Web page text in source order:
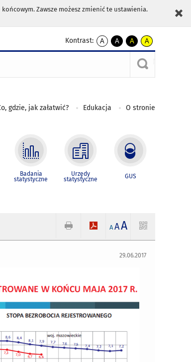
Zawsze możesz zmienić te ustawienia.
Kontrast:
A
kontrast
A
kontrast
czarnym
A
kontrast
żółty
tekst
czarnym
A
kontrast
czarny
tekst
żółtym
gdzie, jak załatwić? Edukacja O stronie
Badania
statystyczne
Urzędy
statystyczne GUS
A AA
29.06.2017